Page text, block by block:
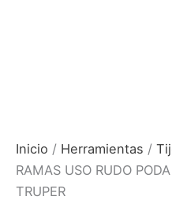
Inicio / Herramientas /
RAMAS USO RUDO
TRUPER